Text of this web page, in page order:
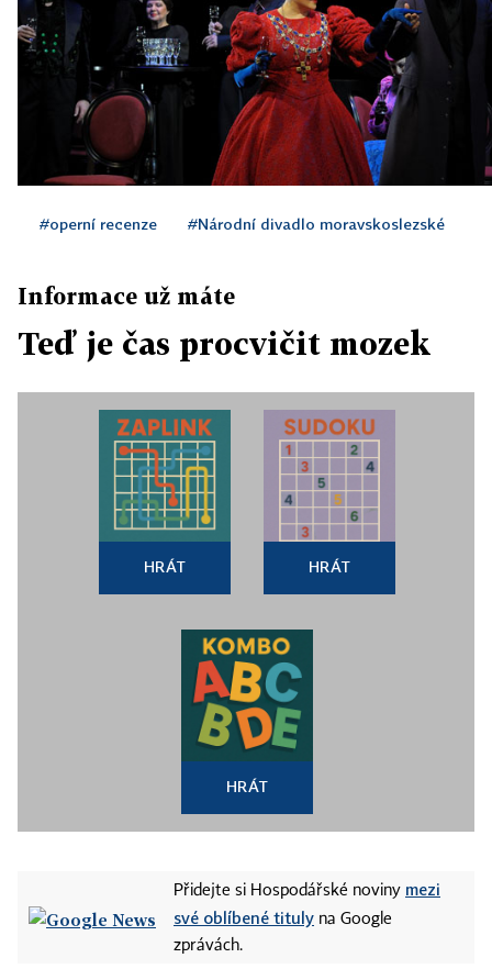
#operní recenze #Národní divadlo moravskoslezské
Informace už máte
Teď je čas procvičit mozek
HRÁT HRÁT
HRÁT
Přidejte si Hospodářské noviny mezi
své oblíbené tituly na Google
zprávách.